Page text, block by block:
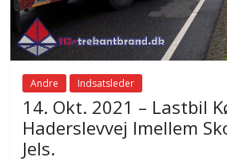
Andre Indsatsleder
14. Okt. 2021 – Lastbil
Haderslevvej Imellem
Jels.